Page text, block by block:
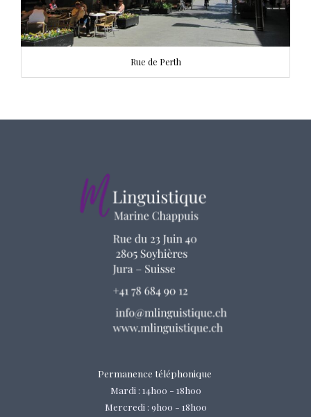
Rue de Perth
Permanence téléphonique
Mardi : 14h00 - 18h00
Mercredi : 9h00 - 18h00